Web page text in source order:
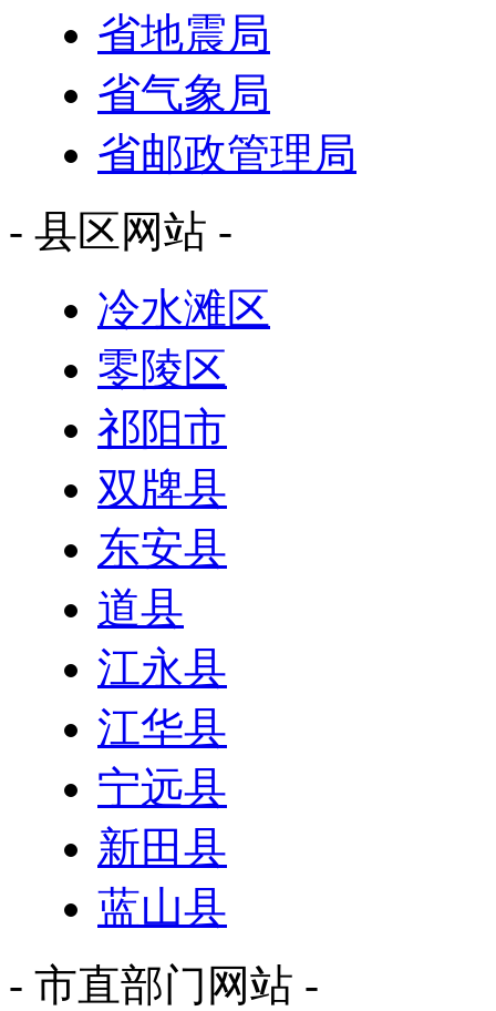
省地震局
省气象局
省邮政管理局
- 县区网站 -
冷水滩区
零陵区
祁阳市
双牌县
东安县
道县
江永县
江华县
宁远县
新田县
蓝山县
- 市直部门网站 -